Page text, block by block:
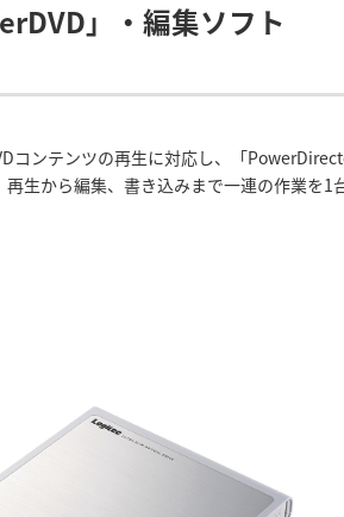
」・編集ソフト
コンテンツの再生に対応し、「
生から編集、書き込みまで一連の作業を1